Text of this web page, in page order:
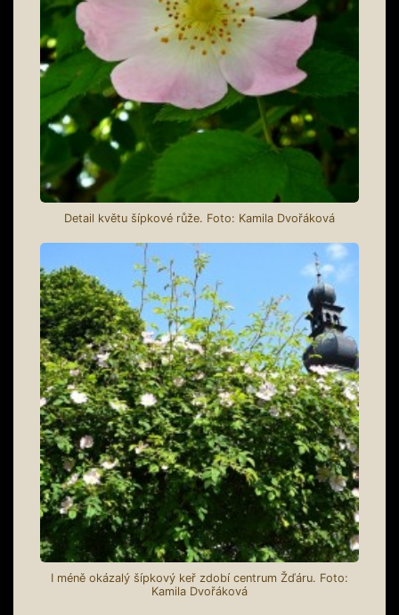
Detail květu šípkové růže. Foto: Kamila Dvořáková
I méně okázalý šípkový keř zdobí centrum Žďáru. Foto:
Kamila Dvořáková